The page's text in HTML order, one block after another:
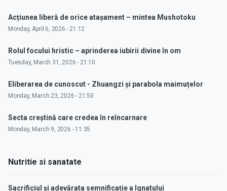
Acțiunea liberă de orice atașament – mintea Mushotoku
Monday, April 6, 2026 - 21:12
Rolul focului hristic – aprinderea iubirii divine în om
Tuesday, March 31, 2026 - 21:10
Eliberarea de cunoscut - Zhuangzi și parabola maimuțelor
Monday, March 23, 2026 - 21:50
Secta creștină care credea în reîncarnare
Monday, March 9, 2026 - 11:35
Nutritie si sanatate
Sacrificiul și adevărata semnificație a Ignatului